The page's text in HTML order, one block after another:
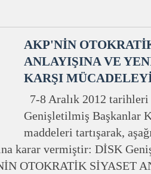
AKP'NİN
ANLAYIŞINA VE
KARŞI
7-8 Aralık 2012 tarihleri
Genişletilmiş Başkanlar
maddeleri tartışarak,
karar vermiştir: DİSK
OTOKRATİK SİYASET